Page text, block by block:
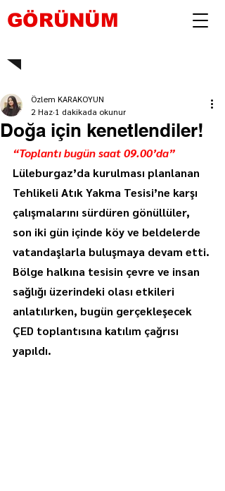
GÖRÜNÜM
Doğa için kenetlendiler!
Özlem KARAKOYUN
2 Haz 1 dakikada okunur
“Toplantı bugün saat 09.00’da”
Lüleburgaz’da kurulması planlanan
Tehlikeli Atık Yakma Tesisi’ne karşı
çalışmalarını sürdüren gönüllüler,
son iki gün içinde köy ve beldelerde
vatandaşlarla buluşmaya devam etti.
Bölge halkına tesisin çevre ve insan
sağlığı üzerindeki olası etkileri
anlatılırken, bugün gerçekleşecek
ÇED toplantısına katılım çağrısı
yapıldı.